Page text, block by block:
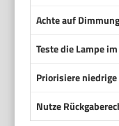
Achte auf
Teste die Lampe
Priorisiere
Nutze